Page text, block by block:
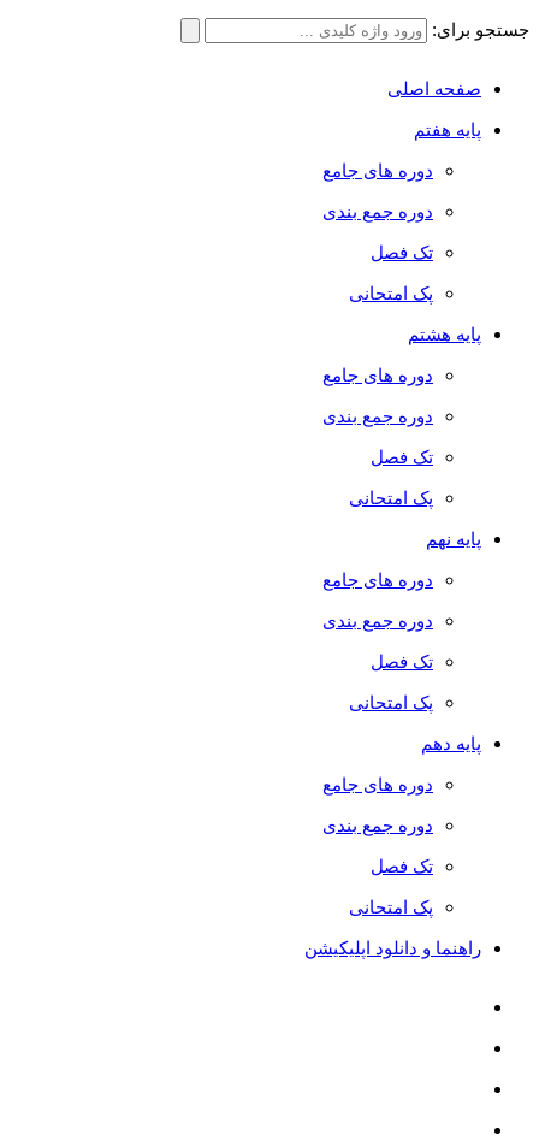
جستجو برای:
صفحه اصلی
پایه هفتم
دوره های جامع
دوره جمع بندی
تک فصل
پک امتحانی
پایه هشتم
دوره های جامع
دوره جمع بندی
تک فصل
پک امتحانی
پایه نهم
دوره های جامع
دوره جمع بندی
تک فصل
پک امتحانی
پایه دهم
دوره های جامع
دوره جمع بندی
تک فصل
پک امتحانی
راهنما و دانلود اپلیکیشن